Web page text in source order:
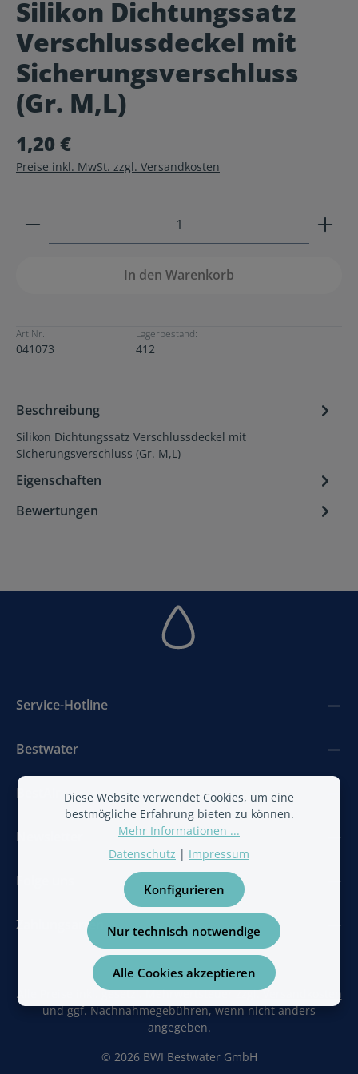
Durchschnittliche Bewertung von 0 von 5 Sternen
Silikon Dichtungssatz
Verschlussdeckel mit
Sicherungsverschluss
(Gr. M,L)
1,20 €
Preise inkl. MwSt. zzgl. Versandkosten
Produkt Anzahl: Gib den gewünschten Wert ein
In den Warenkorb
Art.Nr.:
041073
Lagerbestand:
412
Beschreibung
Silikon Dichtungssatz Verschlussdeckel mit
Sicherungsverschluss (Gr. M,L)
Eigenschaften
Bewertungen
Service-Hotline
Bestwater
BestAir
Newsletter
Folge uns
Zahlungsarten
© 2026 BWI Bestwater GmbH
Alle Preise inkl. gesetzl. Mehrwertsteuer zzgl.Versandkosten
und ggf. Nachnahmegebühren, wenn nicht anders
angegeben.
Diese Website verwendet Cookies, um eine
bestmögliche Erfahrung bieten zu können.
Mehr Informationen ...
Datenschutz | Impressum
Nur technisch notwendige
Konfigurieren
Alle Cookies akzeptieren